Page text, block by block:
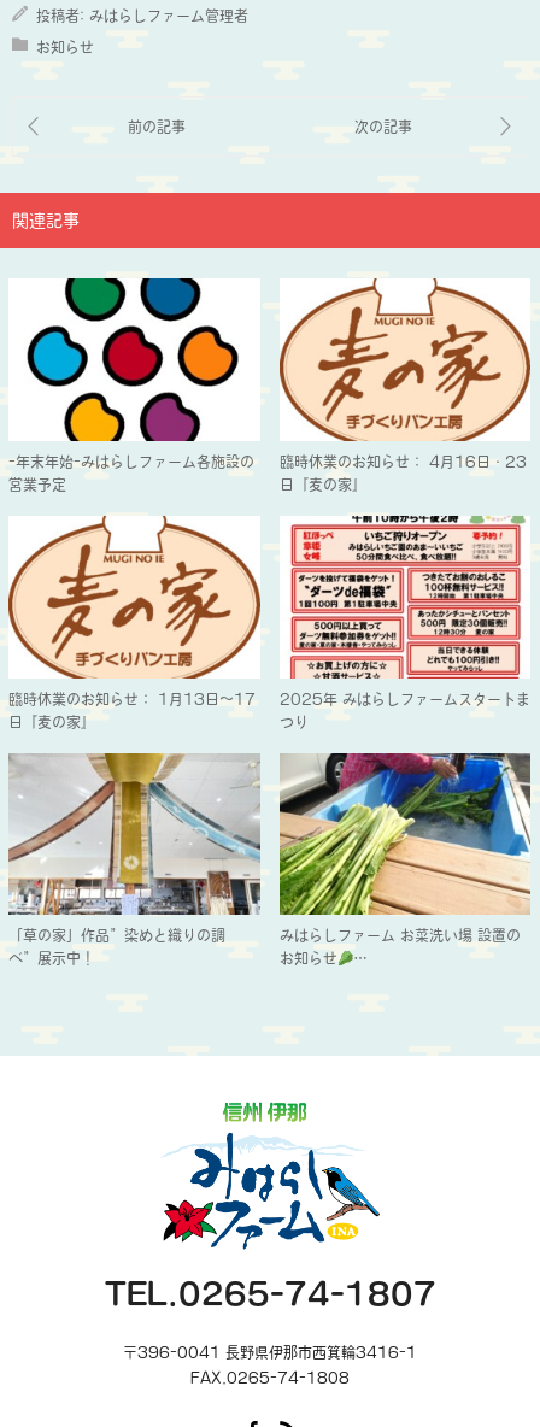
投稿者: みはらしファーム管理者
お知らせ
関連記事
-年末年始-みはらしファーム各施設の
営業予定
臨時休業のお知らせ： 4月16日・23
日『麦の家』
臨時休業のお知らせ： 1月13日～17
日『麦の家』
2025年 みはらしファームスタートま
つり
「草の家」作品”染めと織りの調
べ”展示中！
みはらしファーム お菜洗い場 設置の
お知らせ
…
TEL.0265-74-1807
〒396-0041 長野県伊那市西箕輪3416-1
FAX.0265-74-1808